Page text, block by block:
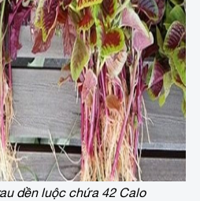
dền luộc chứa 42 Calo